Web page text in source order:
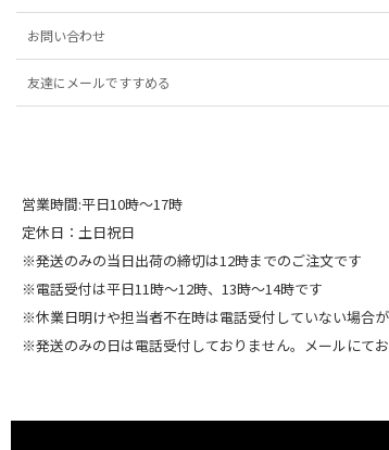
お問い合わせ
友達にメールですすめる
営業時間:平日10時～17時
定休日：土日祝日
※発送のみの当日出荷の締切は12時までのご注文です
※電話受付は平日11時～12時、13時～14時です
※休業日明けや担当者不在時は電話受付していない場合
※発送のみの日は電話受付しておりません。メールにてお